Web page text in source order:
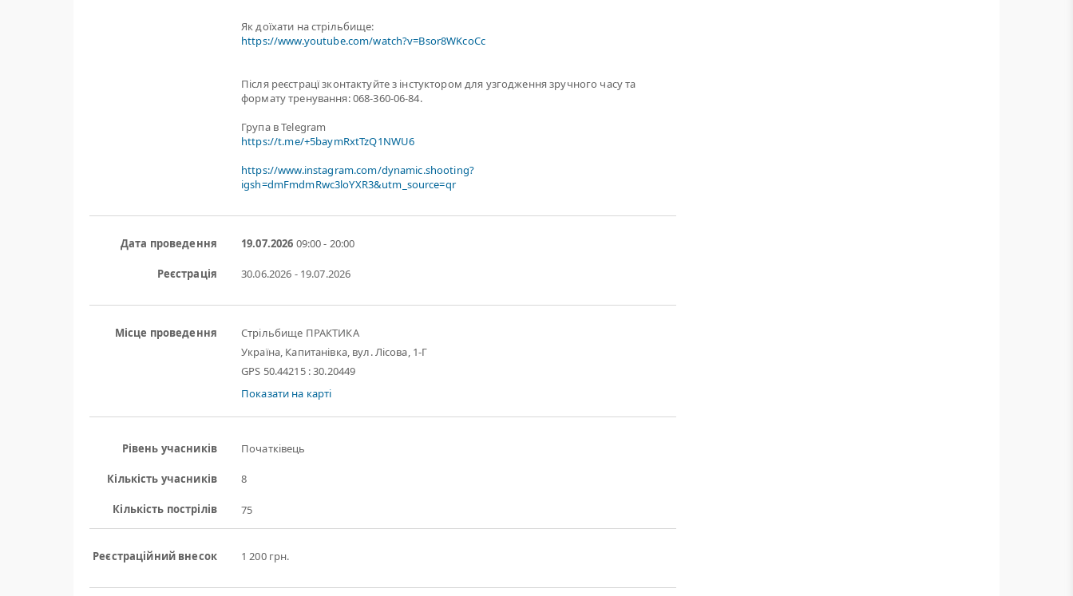
Як доїхати на стрільбище:
https://www.youtube.com/watch?v=Bsor8WKcoCc
Після реєстрацї зконтактуйте з інстуктором для узгодження зручного часу та
формату тренування: 068-360-06-84.
Група в Telegram
https://t.me/+5baymRxtTzQ1NWU6
https://www.instagram.com/dynamic.shooting?
igsh=dmFmdmRwc3loYXR3&utm_source=qr
Дата проведення 19.07.2026 09:00 - 20:00
Реєстрація 30.06.2026 - 19.07.2026
Місце проведення
Стрільбище ПРАКТИКА
Україна, Капитанівка, вул. Лісова, 1-Г
GPS 50.44215 : 30.20449
Показати на карті
Рівень учасників Початківець
Кількість учасників 8
Кількість пострілів 75
Реєстраційний внесок 1 200 грн.